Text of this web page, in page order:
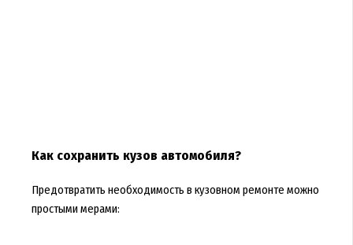
Как сохранить кузов автомобиля?
Предотвратить необходимость в кузовном ремонте можно
простыми мерами: